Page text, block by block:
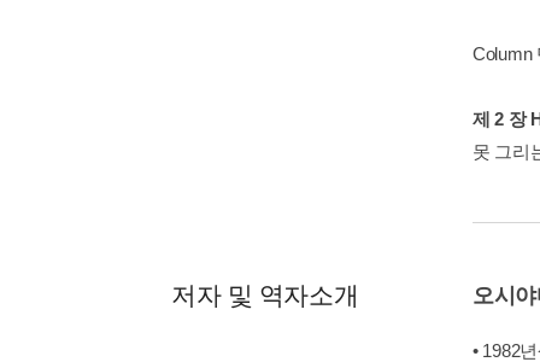
Column
제 2 장
못 그리
저자 및 역자소개 오시
• 1982